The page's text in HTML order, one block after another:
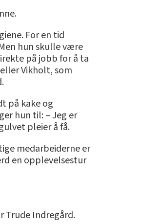
For en tid
hun skulle være
på jobb for å ta
Vikholt, som
på kake og
hun til: – Jeg er
pleier å få.
medarbeiderne er
en opplevelsestur
Trude Indregård.